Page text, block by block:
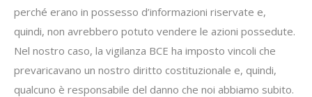
perché erano in possesso d’informazioni riservate e,
quindi, non avrebbero potuto vendere le azioni possedute.
Nel nostro caso, la vigilanza BCE ha imposto vincoli che
prevaricavano un nostro diritto costituzionale e, quindi,
qualcuno è responsabile del danno che noi abbiamo subito.